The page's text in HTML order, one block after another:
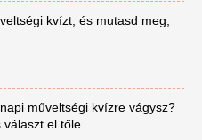
kvízt, és mutasd meg,
műveltségi kvízre vágysz?
választ el tőle